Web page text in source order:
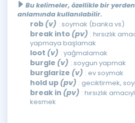
Bu kelimeler, özellikle bir yerden
anlamında kullanılabilir.
rob (v) : soymak (banka vs)
break into (pv) : hırsızlık
yapmaya başlamak
loot (v) : yağmalamak
burgle (v) : soygun yapmak
burglarize (v) : ev soymak
hold up (pv) : geciktirmek,
break in (pv) : hırsızlık
kesmek